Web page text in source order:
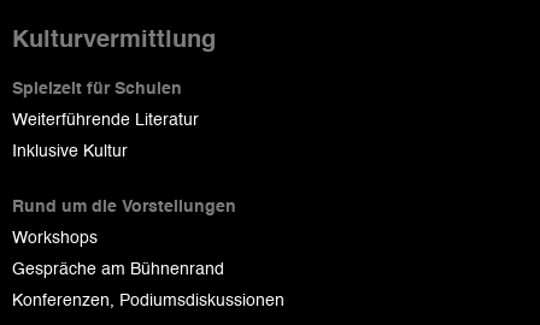
Kulturvermittlung
Spielzeit für Schulen
Weiterführende Literatur
Inklusive Kultur
Rund um die Vorstellungen
Workshops
Gespräche am Bühnenrand
Konferenzen, Podiumsdiskussionen